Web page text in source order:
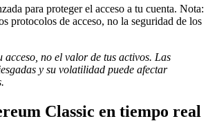
para proteger el acceso a tu cuenta. Nota:
protocolos de acceso, no la seguridad de los
acceso, no el valor de tus activos. Las
y su volatilidad puede afectar
Classic en tiempo real